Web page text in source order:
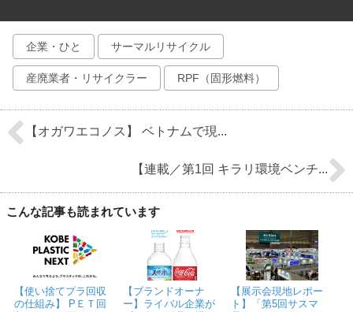
企業・ひと サーマルリサイクル
産廃業者・リサイクラー RPF（固形燃料）
【オガワエコノス】 ベトナムで現...
【連載／第1回 キラリ環境ベンチ...
こんな記事も読まれています
【使い捨てプラ回収
の仕組み】 PＥＴ回
【ブランドオーナ
ー】ライバル企業が
【展示会現地レポー
ト】「第5回サスマ